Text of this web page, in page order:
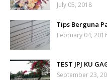
July 05, 2018
Tips Berguna
February 04,
TEST JPJ KU
September 23,